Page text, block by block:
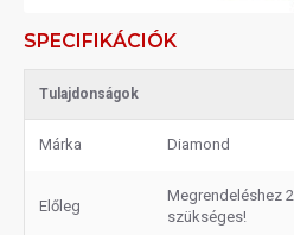
SPECIFIKÁCIÓK
Tulajdonságok
Márka Diamond
Előleg
Megrendeléshez
szükséges!